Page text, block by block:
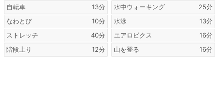
自転車
13分
なわとび
10分
ストレッチ
40分
階段上り
12分
水中ウォーキング
25分
水泳
13分
エアロビクス
16分
山を登る
16分